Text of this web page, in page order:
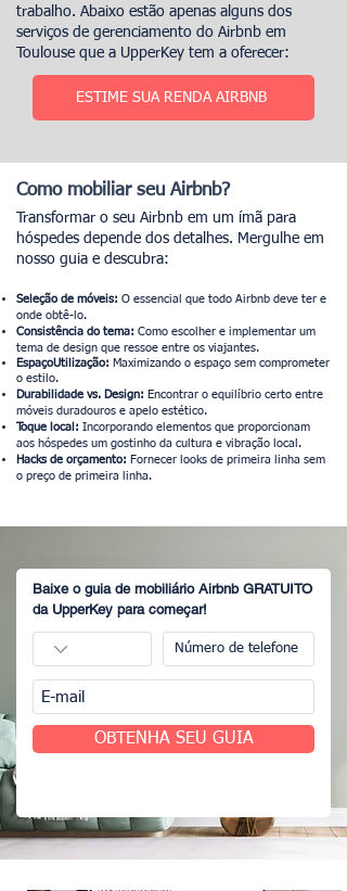
trabalho. Abaixo estão apenas alguns dos
serviços de gerenciamento do Airbnb em
Toulouse que a UpperKey tem a oferecer:
ESTIME SUA RENDA AIRBNB
Como mobiliar seu Airbnb?
Transformar o seu Airbnb em um ímã para
hóspedes depende dos detalhes. Mergulhe em
nosso guia e descubra:
Seleção de móveis: O essencial que todo Airbnb deve ter e
onde obtê-lo.
Consistência do tema: Como escolher e implementar um
tema de design que ressoe entre os viajantes.
EspaçoUtilização: Maximizando o espaço sem comprometer
o estilo.
Durabilidade vs. Design: Encontrar o equilíbrio certo entre
móveis duradouros e apelo estético.
Toque local: Incorporando elementos que proporcionam
aos hóspedes um gostinho da cultura e vibração local.
Hacks de orçamento: Fornecer looks de primeira linha sem
o preço de primeira linha.
Baixe o guia de mobiliário Airbnb GRATUITO
da UpperKey para começar!
OBTENHA SEU GUIA